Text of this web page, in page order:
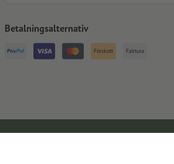
Betalningsalternativ
Förskott Faktura